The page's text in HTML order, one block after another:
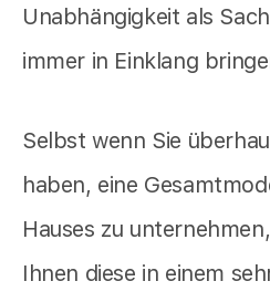
Unabhängigkeit als
immer in Einklang
Selbst wenn Sie
haben, eine
Hauses zu
Ihnen diese in einem